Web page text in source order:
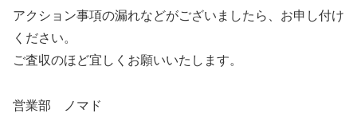
アクション事項の漏れなどがございましたら、お申し付け
ください。
ご査収のほど宜しくお願いいたします。
営業部 ノマド